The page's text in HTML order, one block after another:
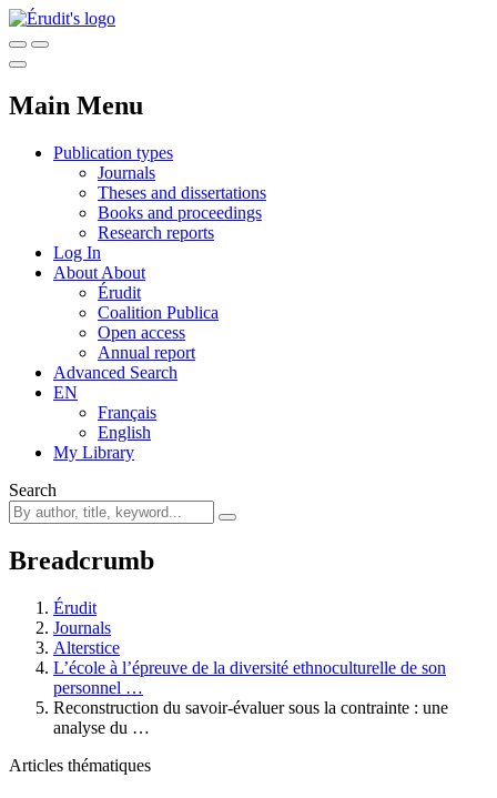
Main Menu
Publication types
Journals
Theses and dissertations
Books and proceedings
Research reports
Log In
About About
Érudit
Coalition Publica
Open access
Annual report
Advanced Search
EN
Français
English
My Library
Search
Breadcrumb
Érudit
Journals
Alterstice
L’école à l’épreuve de la diversité ethnoculturelle de son
personnel …
Reconstruction du savoir-évaluer sous la contrainte : une
analyse du …
Articles thématiques